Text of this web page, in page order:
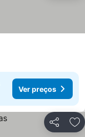
Ver preços
Partilhar